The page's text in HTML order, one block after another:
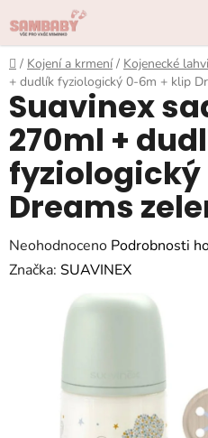
na
obsah
Domů
/ Kojení a krmení / Kojenecké
+ dudlík fyziologický 0-6m + klip
Suavinex
270ml +
Dreams
Průměrné
hodnocení
hvězdiček.
Neohodnoceno Podrobnosti
Značka: SUAVINEX